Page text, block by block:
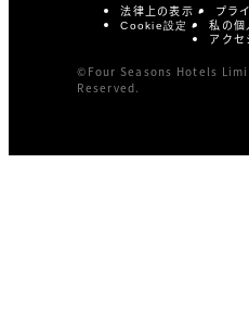
法律上の表示 プラ
Cookie設定
私の個
アクセ
©Four Seasons Hotels
Reserved.